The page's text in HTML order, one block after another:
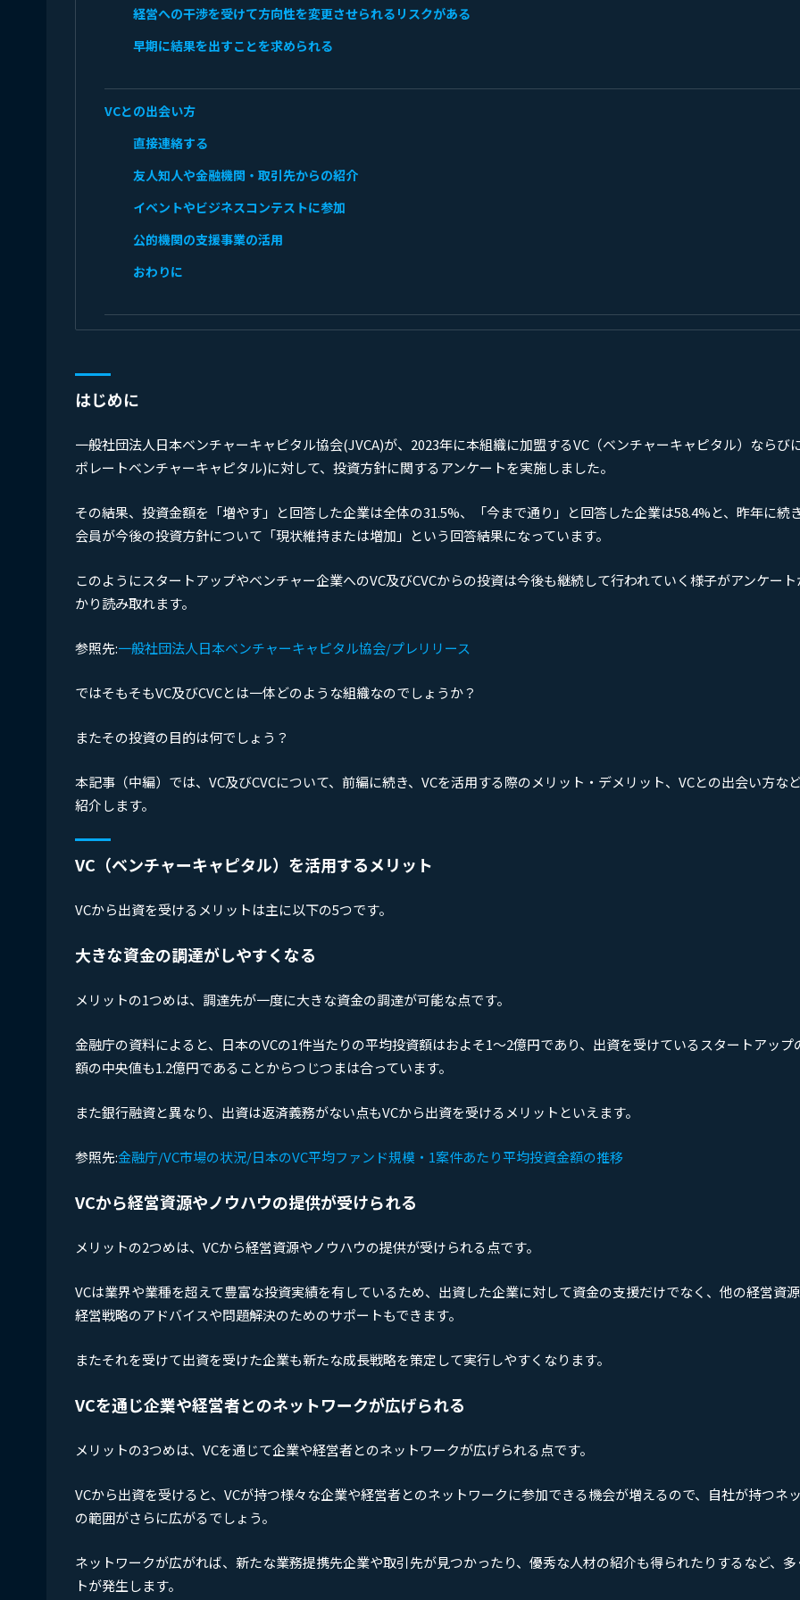
経営への干渉を受けて方向性を変更させられるリスクがある
早期に結果を出すことを求められる
VCとの出会い方
直接連絡する
友人知人や金融機関・取引先からの紹介
イベントやビジネスコンテストに参加
公的機関の支援事業の活用
おわりに
はじめに
一般社団法人日本ベンチャーキャピタル協会(JVCA)が、2023年に本組織に加盟するVC（ベンチャーキャピタル）ならび
ポレートベンチャーキャピタル)に対して、投資方針に関するアンケートを実施しました。
その結果、投資金額を「増やす」と回答した企業は全体の31.5%、「今まで通り」と回答した企業は58.4%と、昨年に続
会員が今後の投資方針について「現状維持または増加」という回答結果になっています。
このようにスタートアップやベンチャー企業へのVC及びCVCからの投資は今後も継続して行われていく様子がアンケー
かり読み取れます。
参照先:一般社団法人日本ベンチャーキャピタル協会/プレリリース
ではそもそもVC及びCVCとは一体どのような組織なのでしょうか？
またその投資の目的は何でしょう？
本記事（中編）では、VC及びCVCについて、前編に続き、VCを活用する際のメリット・デメリット、VCとの出会い方な
紹介します。
VC（ベンチャーキャピタル）を活用するメリット
VCから出資を受けるメリットは主に以下の5つです。
大きな資金の調達がしやすくなる
メリットの1つめは、調達先が一度に大きな資金の調達が可能な点です。
金融庁の資料によると、日本のVCの1件当たりの平均投資額はおよそ1～2億円であり、出資を受けているスタートアップ
額の中央値も1.2億円であることからつじつまは合っています。
また銀行融資と異なり、出資は返済義務がない点もVCから出資を受けるメリットといえます。
参照先:金融庁/VC市場の状況/日本のVC平均ファンド規模・1案件あたり平均投資金額の推移
VCから経営資源やノウハウの提供が受けられる
メリットの2つめは、VCから経営資源やノウハウの提供が受けられる点です。
VCは業界や業種を超えて豊富な投資実績を有しているため、出資した企業に対して資金の支援だけでなく、他の経営資源
経営戦略のアドバイスや問題解決のためのサポートもできます。
またそれを受けて出資を受けた企業も新たな成長戦略を策定して実行しやすくなります。
VCを通じ企業や経営者とのネットワークが広げられる
メリットの3つめは、VCを通じて企業や経営者とのネットワークが広げられる点です。
VCから出資を受けると、VCが持つ様々な企業や経営者とのネットワークに参加できる機会が増えるので、自社が持つネ
の範囲がさらに広がるでしょう。
ネットワークが広がれば、新たな業務提携先企業や取引先が見つかったり、優秀な人材の紹介も得られたりするなど、多
トが発生します。